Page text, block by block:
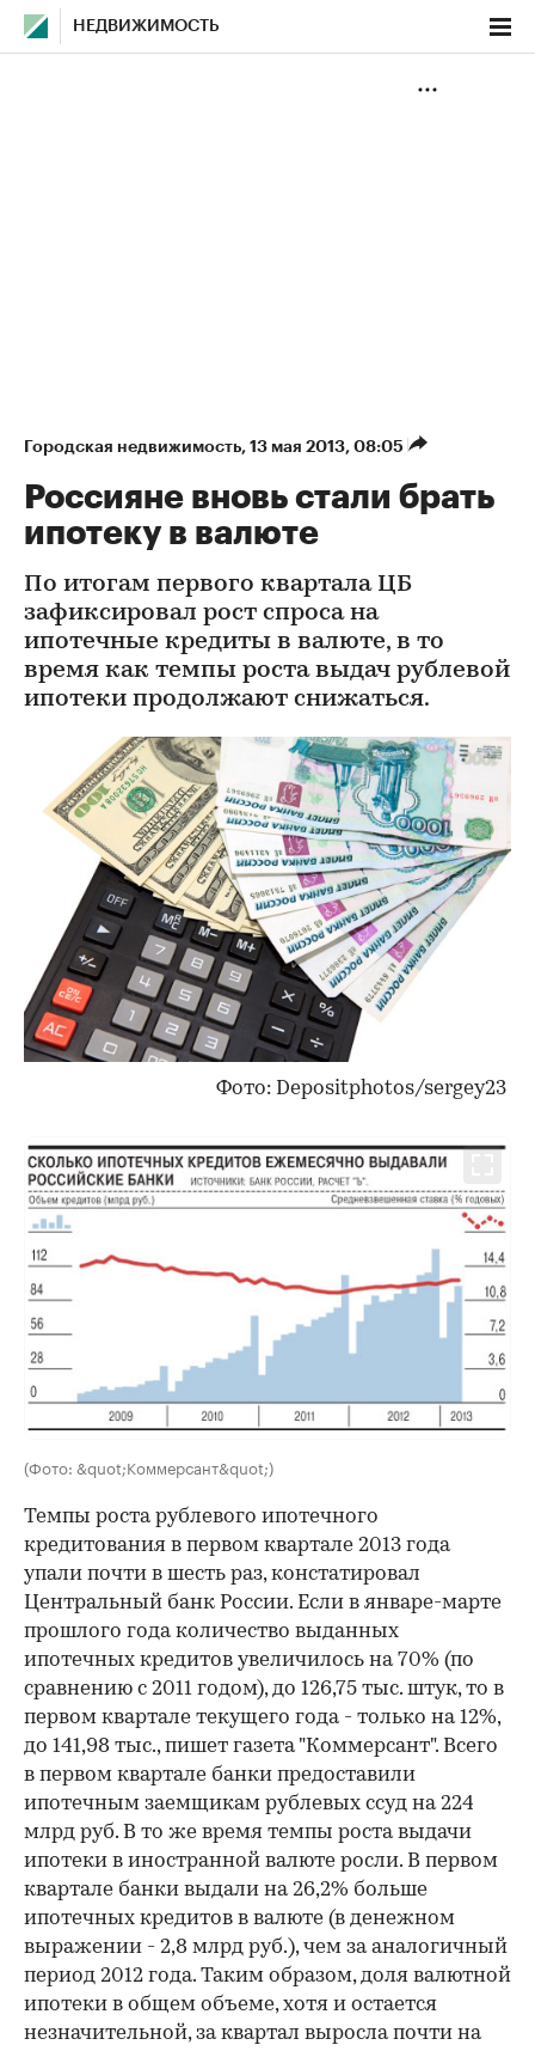
НЕДВИЖИМОСТЬ
Городская недвижимость⁠, 13 мая 2013, 08:05
Россияне вновь стали брать
ипотеку в валюте
По итогам первого квартала ЦБ
зафиксировал рост спроса на
ипотечные кредиты в валюте, в то
время как темпы роста выдач рублевой
ипотеки продолжают снижаться.
Фото: Depositphotos/sergey23
(Фото: &quot;Коммерсант&quot;)
Темпы роста рублевого ипотечного
кредитования в первом квартале 2013 года
упали почти в шесть раз, констатировал
Центральный банк России. Если в январе-марте
прошлого года количество выданных
ипотечных кредитов увеличилось на 70% (по
сравнению с 2011 годом), до 126,75 тыс. штук, то в
первом квартале текущего года - только на 12%,
до 141,98 тыс., пишет газета "Коммерсант". Всего
в первом квартале банки предоставили
ипотечным заемщикам рублевых ссуд на 224
млрд руб. В то же время темпы роста выдачи
ипотеки в иностранной валюте росли. В первом
квартале банки выдали на 26,2% больше
ипотечных кредитов в валюте (в денежном
выражении - 2,8 млрд руб.), чем за аналогичный
период 2012 года. Таким образом, доля валютной
ипотеки в общем объеме, хотя и остается
незначительной, за квартал выросла почти на